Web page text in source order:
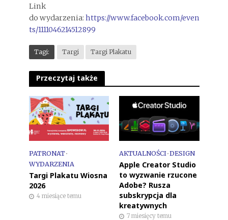
Link
do wydarzenia: https://www.facebook.com/even
ts/1111046214512899
Tagi: Targi Targi Plakatu
Przeczytaj także
PATRONAT•
WYDARZENIA
Targi Plakatu Wiosna
2026
4 miesiące temu
AKTUALNOŚCI•DESIGN
Apple Creator Studio
to wyzwanie rzucone
Adobe? Rusza
subskrypcja dla
kreatywnych
7 miesięcy temu